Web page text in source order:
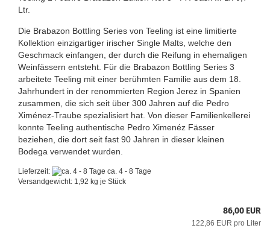
Ltr.
Die Brabazon Bottling Series von Teeling ist eine limitierte
Kollektion einzigartiger irischer Single Malts, welche den
Geschmack einfangen, der durch die Reifung in ehemaligen
Weinfässern entsteht. Für die Brabazon Bottling Series 3
arbeitete Teeling mit einer berühmten Familie aus dem 18.
Jahrhundert in der renommierten Region Jerez in Spanien
zusammen, die sich seit über 300 Jahren auf die Pedro
Ximénez-Traube spezialisiert hat. Von dieser Familienkellerei
konnte Teeling authentische Pedro Ximenéz Fässer
beziehen, die dort seit fast 90 Jahren in dieser kleinen
Bodega verwendet wurden.
Lieferzeit:
ca. 4 - 8 Tage
Versandgewicht: 1,92 kg je Stück
86,00 EUR
122,86 EUR pro Liter